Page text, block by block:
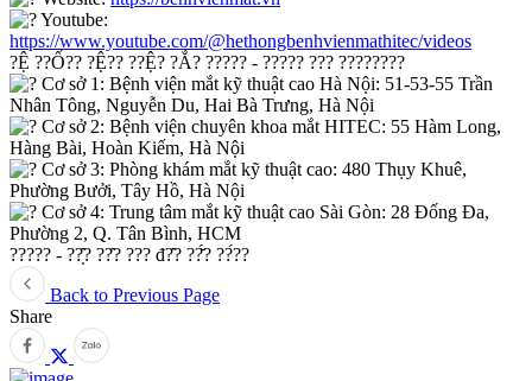
Youtube:
https://www.youtube.com/@hethongbenhvienmathitec/videos
?Ệ ??Ố?? ?Ệ?? ??Ệ? ?Ắ? ????? - ????? ??? ????????
Cơ sở 1: Bệnh viện mắt kỹ thuật cao Hà Nội: 51-53-55 Trần
Nhân Tông, Nguyễn Du, Hai Bà Trưng, Hà Nội
Cơ sở 2: Bệnh viện chuyên khoa mắt HITEC: 55 Hàm Long,
Hàng Bài, Hoàn Kiếm, Hà Nội
Cơ sở 3: Phòng khám mắt kỹ thuật cao: 480 Thụy Khuê,
Phường Bưởi, Tây Hồ, Hà Nội
Cơ sở 4: Trung tâm mắt kỹ thuật cao Sài Gòn: 28 Đống Đa,
Phường 2, Q. Tân Bình, HCM
????? - ??̣̂? ??̂? ??? đ?̂? ??̆́? ??́??
Back to Previous Page
Share